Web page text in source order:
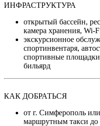
ИНФРАСТРУКТУРА
открытый бассейн,
камера хранения, Wi-
экскурсионное
спортинвентаря,
спортивные
бильярд
КАК ДОБРАТЬСЯ
от г. Симферополь
маршрутным такси до